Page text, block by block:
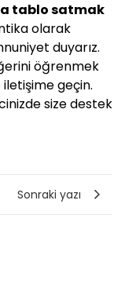
tablo satmak
olarak
duyarız.
öğrenmek
geçin.
size destek
Sonraki yazı